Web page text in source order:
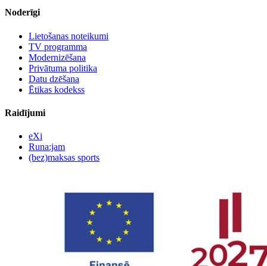
Noderīgi
Lietošanas noteikumi
TV programma
Modernizēšana
Privātuma politika
Datu dzēšana
Ētikas kodekss
Raidījumi
eXi
Runa:jam
(bez)maksas sports